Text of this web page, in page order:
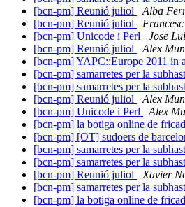
[bcn-pm] Reunió juliol
Alba
[bcn-pm] Reunió juliol
[bcn-pm] Unicode i Perl
Jose
[bcn-pm] Reunió juliol
Alex
[bcn-pm] YAPC::Europe 2011 in
[bcn-pm] samarretes per la
[bcn-pm] samarretes per la
[bcn-pm] Reunió juliol
Alex
[bcn-pm] Unicode i Perl
Alex
[bcn-pm] la botiga online de
[bcn-pm] [OT] sudoers de
[bcn-pm] samarretes per la
[bcn-pm] samarretes per la
[bcn-pm] Reunió juliol
Xavier
[bcn-pm] samarretes per la
[bcn-pm] la botiga online de